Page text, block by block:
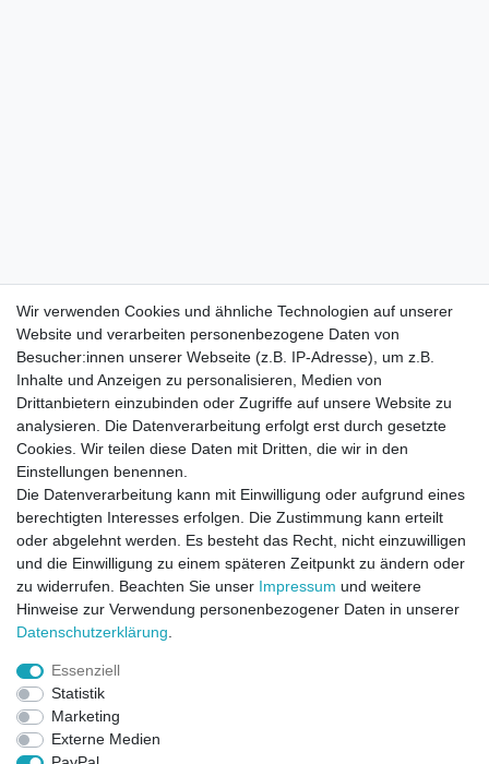
Direktkontakt per Telefon unter 04331 / 4928-910
Wir verwenden Cookies und ähnliche Technologien auf unserer
Website und verarbeiten personenbezogene Daten von
Besucher:innen unserer Webseite (z.B. IP-Adresse), um z.B.
Inhalte und Anzeigen zu personalisieren, Medien von
Drittanbietern einzubinden oder Zugriffe auf unsere Website zu
analysieren. Die Datenverarbeitung erfolgt erst durch gesetzte
Cookies. Wir teilen diese Daten mit Dritten, die wir in den
Einstellungen benennen.
Die Datenverarbeitung kann mit Einwilligung oder aufgrund eines
berechtigten Interesses erfolgen. Die Zustimmung kann erteilt
oder abgelehnt werden. Es besteht das Recht, nicht einzuwilligen
und die Einwilligung zu einem späteren Zeitpunkt zu ändern oder
zu widerrufen. Beachten Sie unser Impressum und weitere
Hinweise zur Verwendung personenbezogener Daten in unserer
Daten­schutz­erklärung
Essenziell
Statistik
Marketing
Externe Medien